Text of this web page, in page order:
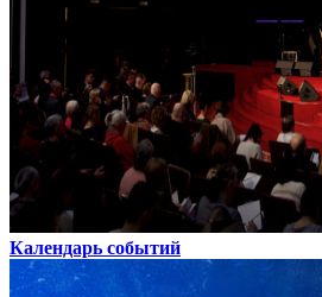
Календарь событий